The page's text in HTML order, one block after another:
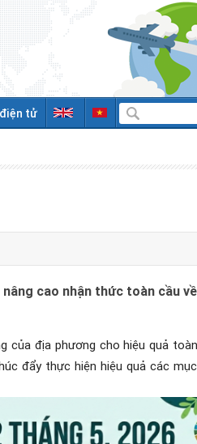
tử
cao nhận thức toàn cầu
của địa phương cho hiệu quả
đẩy thực hiện hiệu quả các